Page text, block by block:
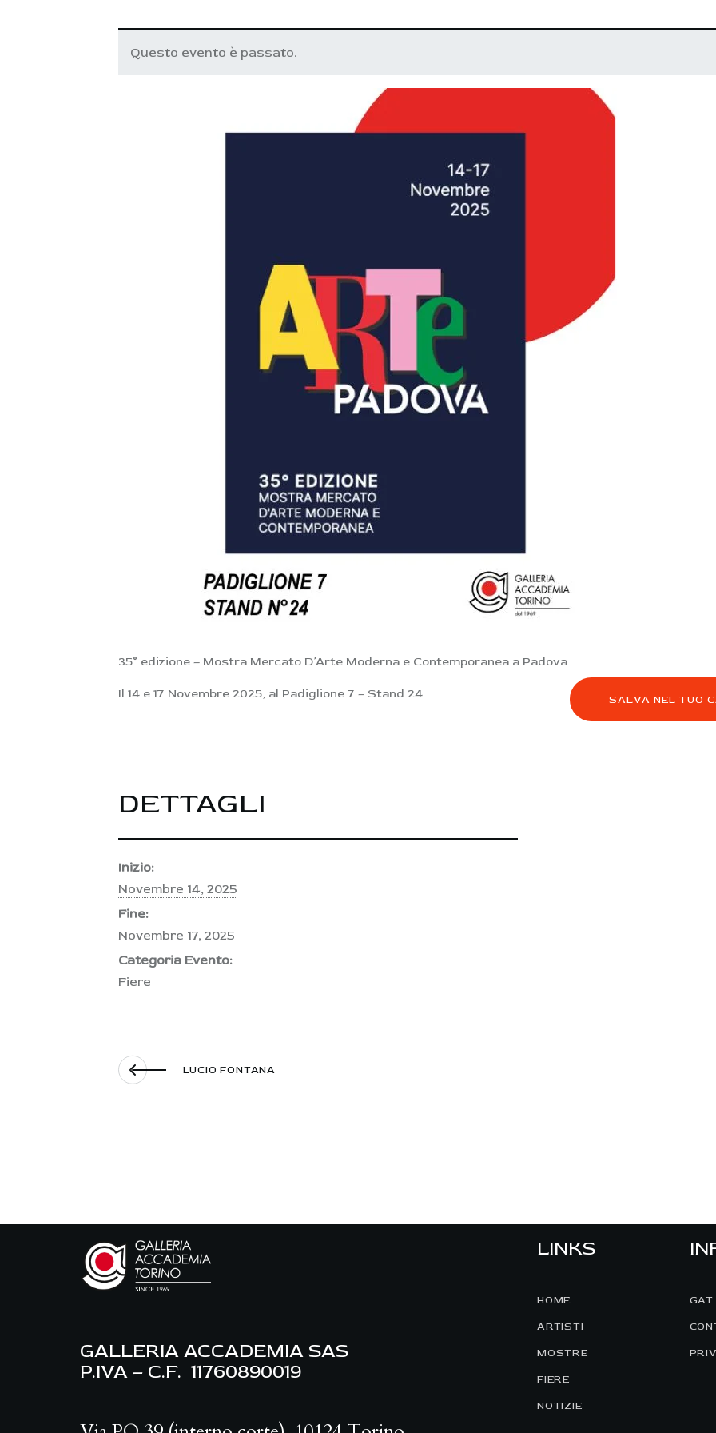
Questo evento è passato.
35° edizione – Mostra Mercato D’Arte Moderna e Contemporanea a Padova.
Il 14 e 17 Novembre 2025, al Padiglione 7 – Stand 24. SALVA NEL TUO
DETTAGLI
Inizio:
Novembre 14, 2025
Fine:
Novembre 17, 2025
Categoria Evento:
Fiere
LUCIO FONTANA
GALLERIA ACCADEMIA SAS
P.IVA – C.F. 11760890019
LINKS
HOME
ARTISTI
MOSTRE
FIERE
NOTIZIE
GAT